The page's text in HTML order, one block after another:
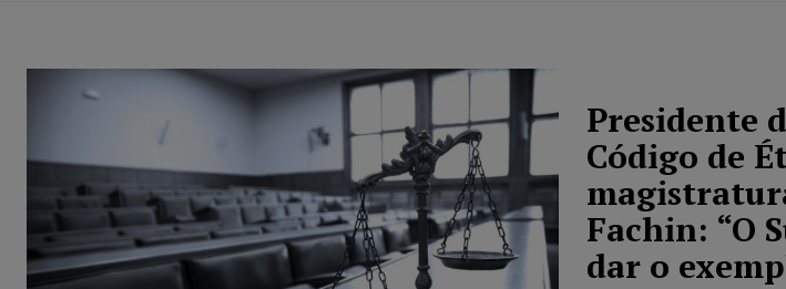
Presidente
Código de
Fachin: “O
dar o